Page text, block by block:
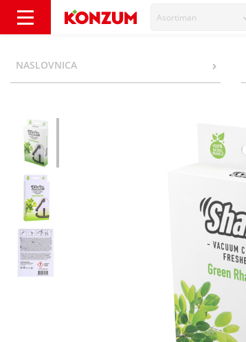
Asortiman
NASLOVNICA